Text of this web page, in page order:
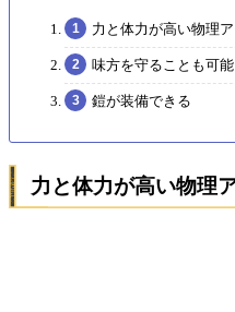
力と体力が高い物理
味方を守ることも可能
鎧が装備できる
力と体力が高い物理